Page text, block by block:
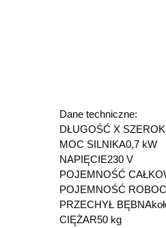
Dane techniczne:
DŁUGOŚĆ X
MOC SILNIKA0,7 kW
NAPIĘCIE230 V
POJEMNOŚĆ
POJEMNOŚĆ
PRZECHYŁ
CIĘŻAR50 kg